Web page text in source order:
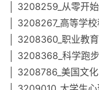
│ 3208259_从零开
│ 3208267_高等学
│ 3208360_职业教
│ 3208368_科学跑
│ 3208786_美国文